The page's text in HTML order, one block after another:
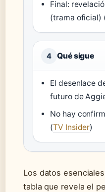
Final:
(trama oficial)
4 Qué sigue
El desenlace
futuro de
No hay
(TV Insider)
Los datos
tabla que revela el